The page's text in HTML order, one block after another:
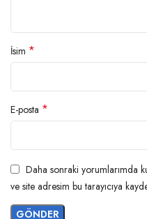
İsim *
E-posta *
Daha sonraki yorumlarımda
ve site adresim bu tarayıcıya